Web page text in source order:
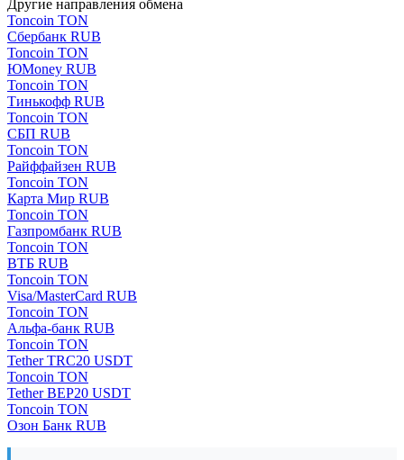
Другие направления обмена
Toncoin TON
Сбербанк RUB
Toncoin TON
ЮMoney RUB
Toncoin TON
Тинькофф RUB
Toncoin TON
СБП RUB
Toncoin TON
Райффайзен RUB
Toncoin TON
Карта Мир RUB
Toncoin TON
Газпромбанк RUB
Toncoin TON
ВТБ RUB
Toncoin TON
Visa/MasterCard RUB
Toncoin TON
Альфа-банк RUB
Toncoin TON
Tether TRC20 USDT
Toncoin TON
Tether BEP20 USDT
Toncoin TON
Озон Банк RUB